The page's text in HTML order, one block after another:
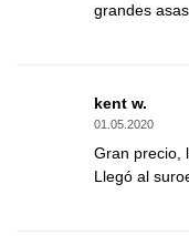
grandes asas
kent w.
01.05.2020
Gran precio,
Llegó al